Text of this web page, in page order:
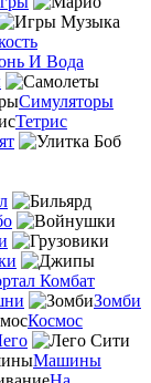
И Вода
Симуляторы
Тетрис
Комбат
Зомби
Космос
Машины